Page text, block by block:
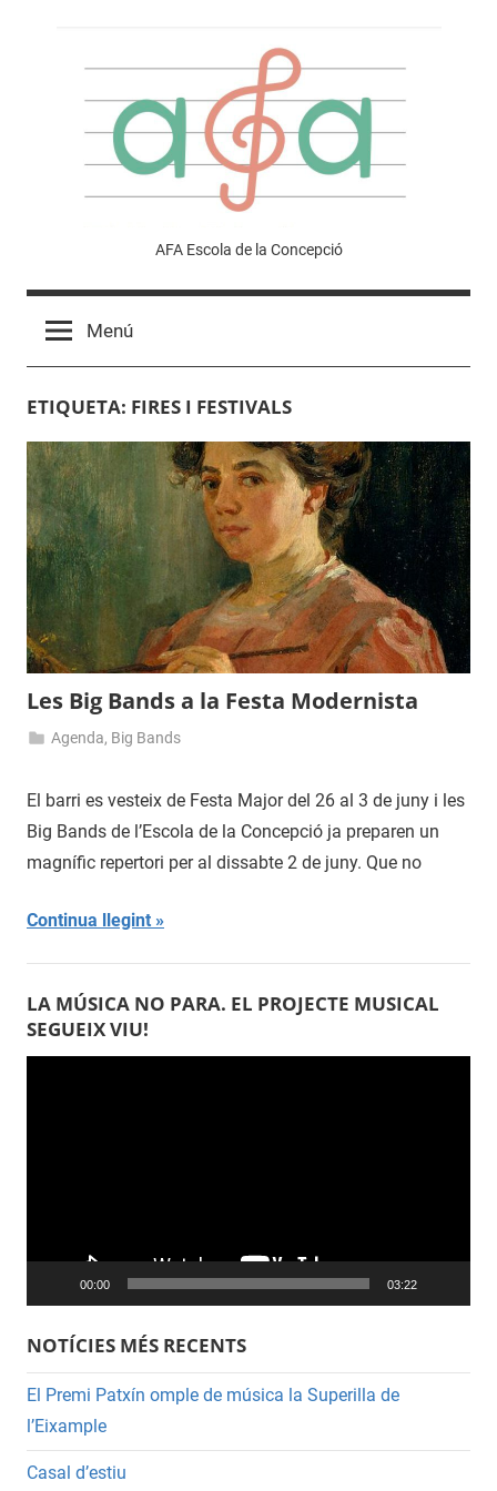
Escola
de
la
Concepció
AFA Escola de la Concepció
Menú
ETIQUETA: FIRES I FESTIVALS
Les Big Bands a la Festa Modernista
de
2018
Agenda, Big Bands
El barri es vesteix de Festa Major del 26 al 3 de juny i les
Big Bands de l’Escola de la Concepció ja preparen un
magnífic repertori per al dissabte 2 de juny. Que no
Continua llegint
LA MÚSICA NO PARA. EL PROJECTE MUSICAL
SEGUEIX VIU!
00:00 03:22
NOTÍCIES MÉS RECENTS
El Premi Patxín omple de música la Superilla de
l’Eixample
Casal d’estiu